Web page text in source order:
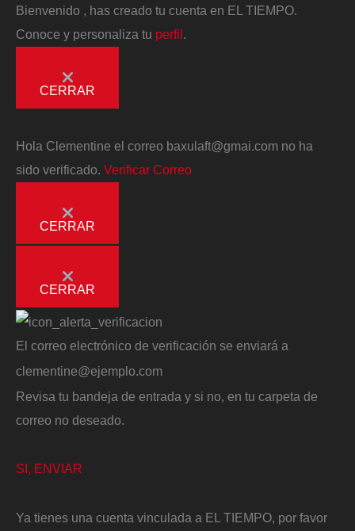
Bienvenido
, has creado tu cuenta en EL TIEMPO.
Conoce y personaliza tu perfil
CERRAR
Hola Clementine el correo baxulaft@gmai.com no ha
sido verificado. Verificar Correo
CERRAR
CERRAR
El correo electrónico de verificación se enviará a
clementine@ejemplo.com
Revisa tu bandeja de entrada y si no, en tu carpeta de
correo no deseado.
SI, ENVIAR
Ya tienes una cuenta vinculada a EL TIEMPO, por favor